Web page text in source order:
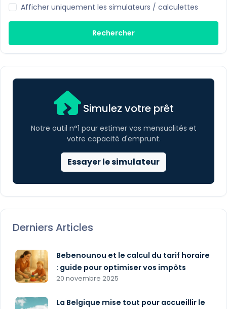
Afficher uniquement les simulateurs / calculettes
Rechercher
Simulez votre prêt
Notre outil n°1 pour estimer vos mensualités et
votre capacité d'emprunt.
Essayer le simulateur
Derniers Articles
Bebenounou et le calcul du tarif horaire
: guide pour optimiser vos impôts
20 novembre 2025
La Belgique mise tout pour accueillir le